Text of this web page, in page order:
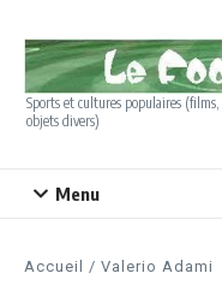
Sports et cultures populaires
objets divers)
Menu
Accueil / Valerio Adami